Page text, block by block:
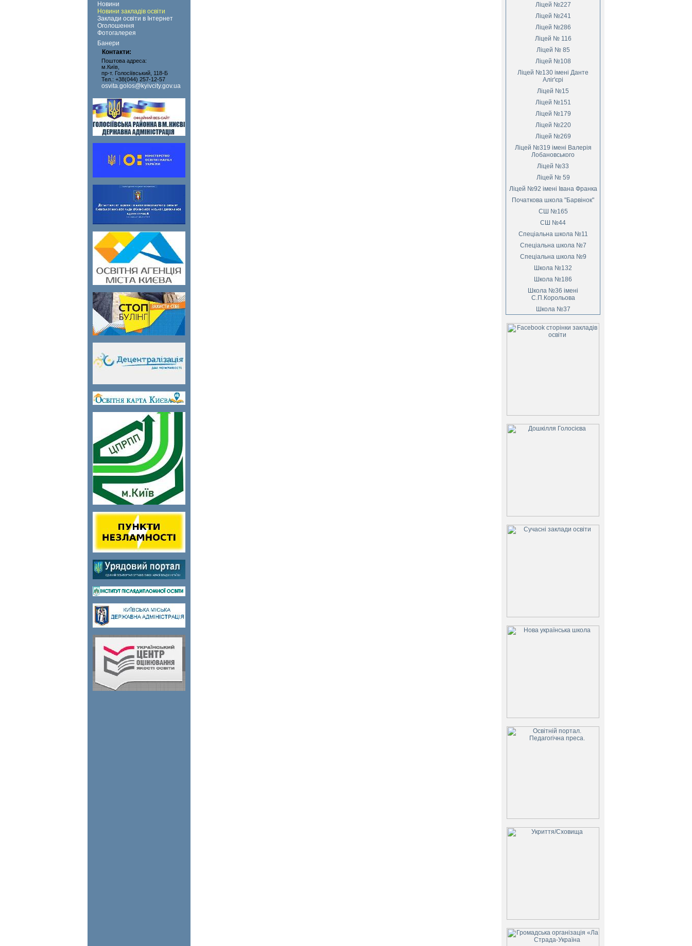
Новини
Новини закладів освіти
Заклади освіти в Інтернет
Оголошення
Фотогалерея
Банери
Контакти:
Поштова адреса:
м.Київ,
пр-т. Голосіївський, 118-Б
Тел.: +38(044) 257-12-57
osvita.golos@kyivcity.gov.ua
Ліцей №227
Ліцей №241
Ліцей №286
Ліцей № 116
Ліцей № 85
Ліцей №108
Ліцей №130 імені Данте
Аліг'єрі
Ліцей №15
Ліцей №151
Ліцей №179
Ліцей №220
Ліцей №269
Ліцей №319 імені Валерія
Лобановського
Ліцей №33
Ліцей № 59
Ліцей №92 імені Івана Франка
Початкова школа "Барвінок"
СШ №165
СШ №44
Спеціальна школа №11
Спеціальна школа №7
Спеціальна школа №9
Школа №132
Школа №186
Школа №36 імені
С.П.Корольова
Школа №37